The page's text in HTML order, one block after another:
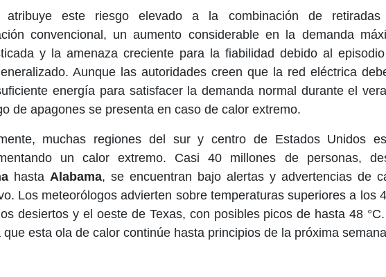
atribuye este riesgo elevado a la combinación de
convencional, un aumento considerable en la demanda
y la amenaza creciente para la fiabilidad debido al
Aunque las autoridades creen que la red eléctrica
energía para satisfacer la demanda normal durante el
de apagones se presenta en caso de calor extremo.
muchas regiones del sur y centro de Estados Unidos
un calor extremo. Casi 40 millones de personas,
hasta Alabama, se encuentran bajo alertas y advertencias de
Los meteorólogos advierten sobre temperaturas superiores a los
desiertos y el oeste de Texas, con posibles picos de hasta 48
que esta ola de calor continúe hasta principios de la próxima